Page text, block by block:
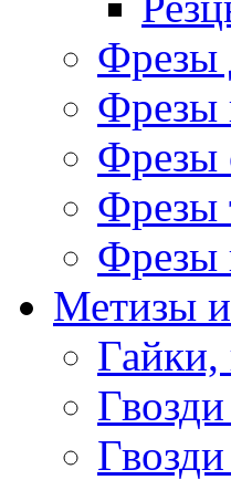
Фрезы
Фрезы
Фрезы
Фрезы
Фрезы
Метизы